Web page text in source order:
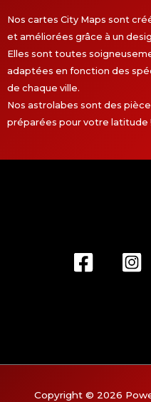
Nos cartes City Maps sont
et améliorées grâce à un
Elles sont toutes
adaptées en fonction des
de chaque ville.
Nos astrolabes sont des
préparées pour votre latitude !
Copyright © 2026